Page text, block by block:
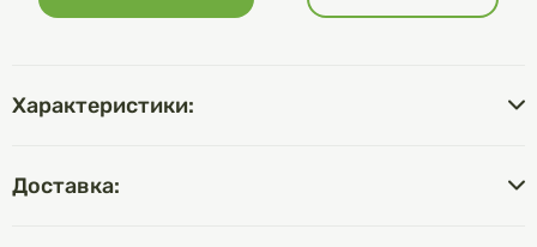
Характеристики:
Доставка: